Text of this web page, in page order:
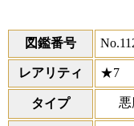
図鑑番号
レアリティ ★7
タイプ 悪